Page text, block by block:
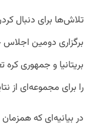
تلاش‌ها برای دنبال
برگزاری دومین
را برای مجموعه‌ای از
در بیانیه‌ای که